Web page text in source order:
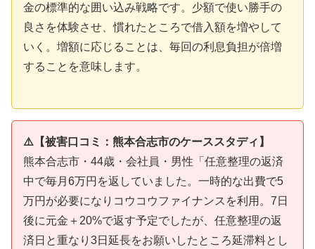
金の標準的な囲い込み戦略です。少額で使い勝手の
良さを体験させ、慣れたところで借入額を増やして
いく。増額に応じることは、毎回の利息負担が倍増
することを意味します。
⚠️【被害口コミ：熊本合志市のケーススタディ】
熊本合志市・44歳・会社員・男性「任意整理の返済
中で毎月6万円を返していました。一時的な出費で5
万円が必要になりコウコウファイナンスを利用。7日
後に元金＋20%で返す予定でしたが、任意整理の返
済日と重なり3日延長をお願いしたところ延滞料とし